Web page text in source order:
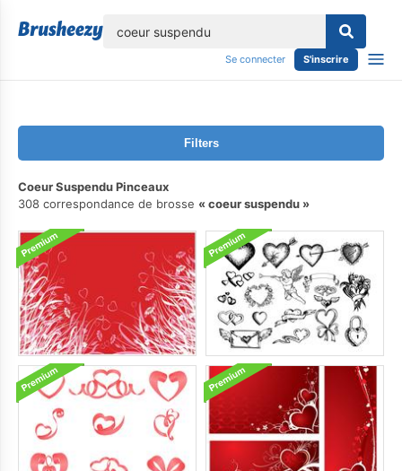
Se connecter S'inscrire
Filters
Coeur Suspendu Pinceaux
308 correspondance de brosse
coeur suspendu